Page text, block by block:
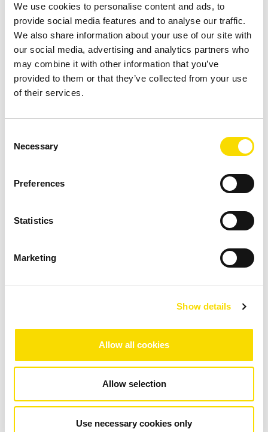
We use cookies to personalise content and ads, to
provide social media features and to analyse our traffic.
We also share information about your use of our site with
our social media, advertising and analytics partners who
may combine it with other information that you’ve
provided to them or that they’ve collected from your use
of their services.
Selection
Necessary
Preferences
Statistics
Marketing
Show details
Allow all cookies
Allow selection
Use necessary cookies only
Sistema separador de rampa
Tamaño de fracción: 20-80 mm
Escaso mantenimiento y uso sencillo
Modelo opcional con anchura de trabajo de
(hasta +45 °C), granulometría 16-80 o bien 8-50,
distribuidor de alimentación, canal con desagüe
Flexibilidad por la posibilidad de controlar
de detección al tamaño de objeto
sujeción especial, división, refrigeración activa
| 1.84 MB | Descarga tras la introducción de datos